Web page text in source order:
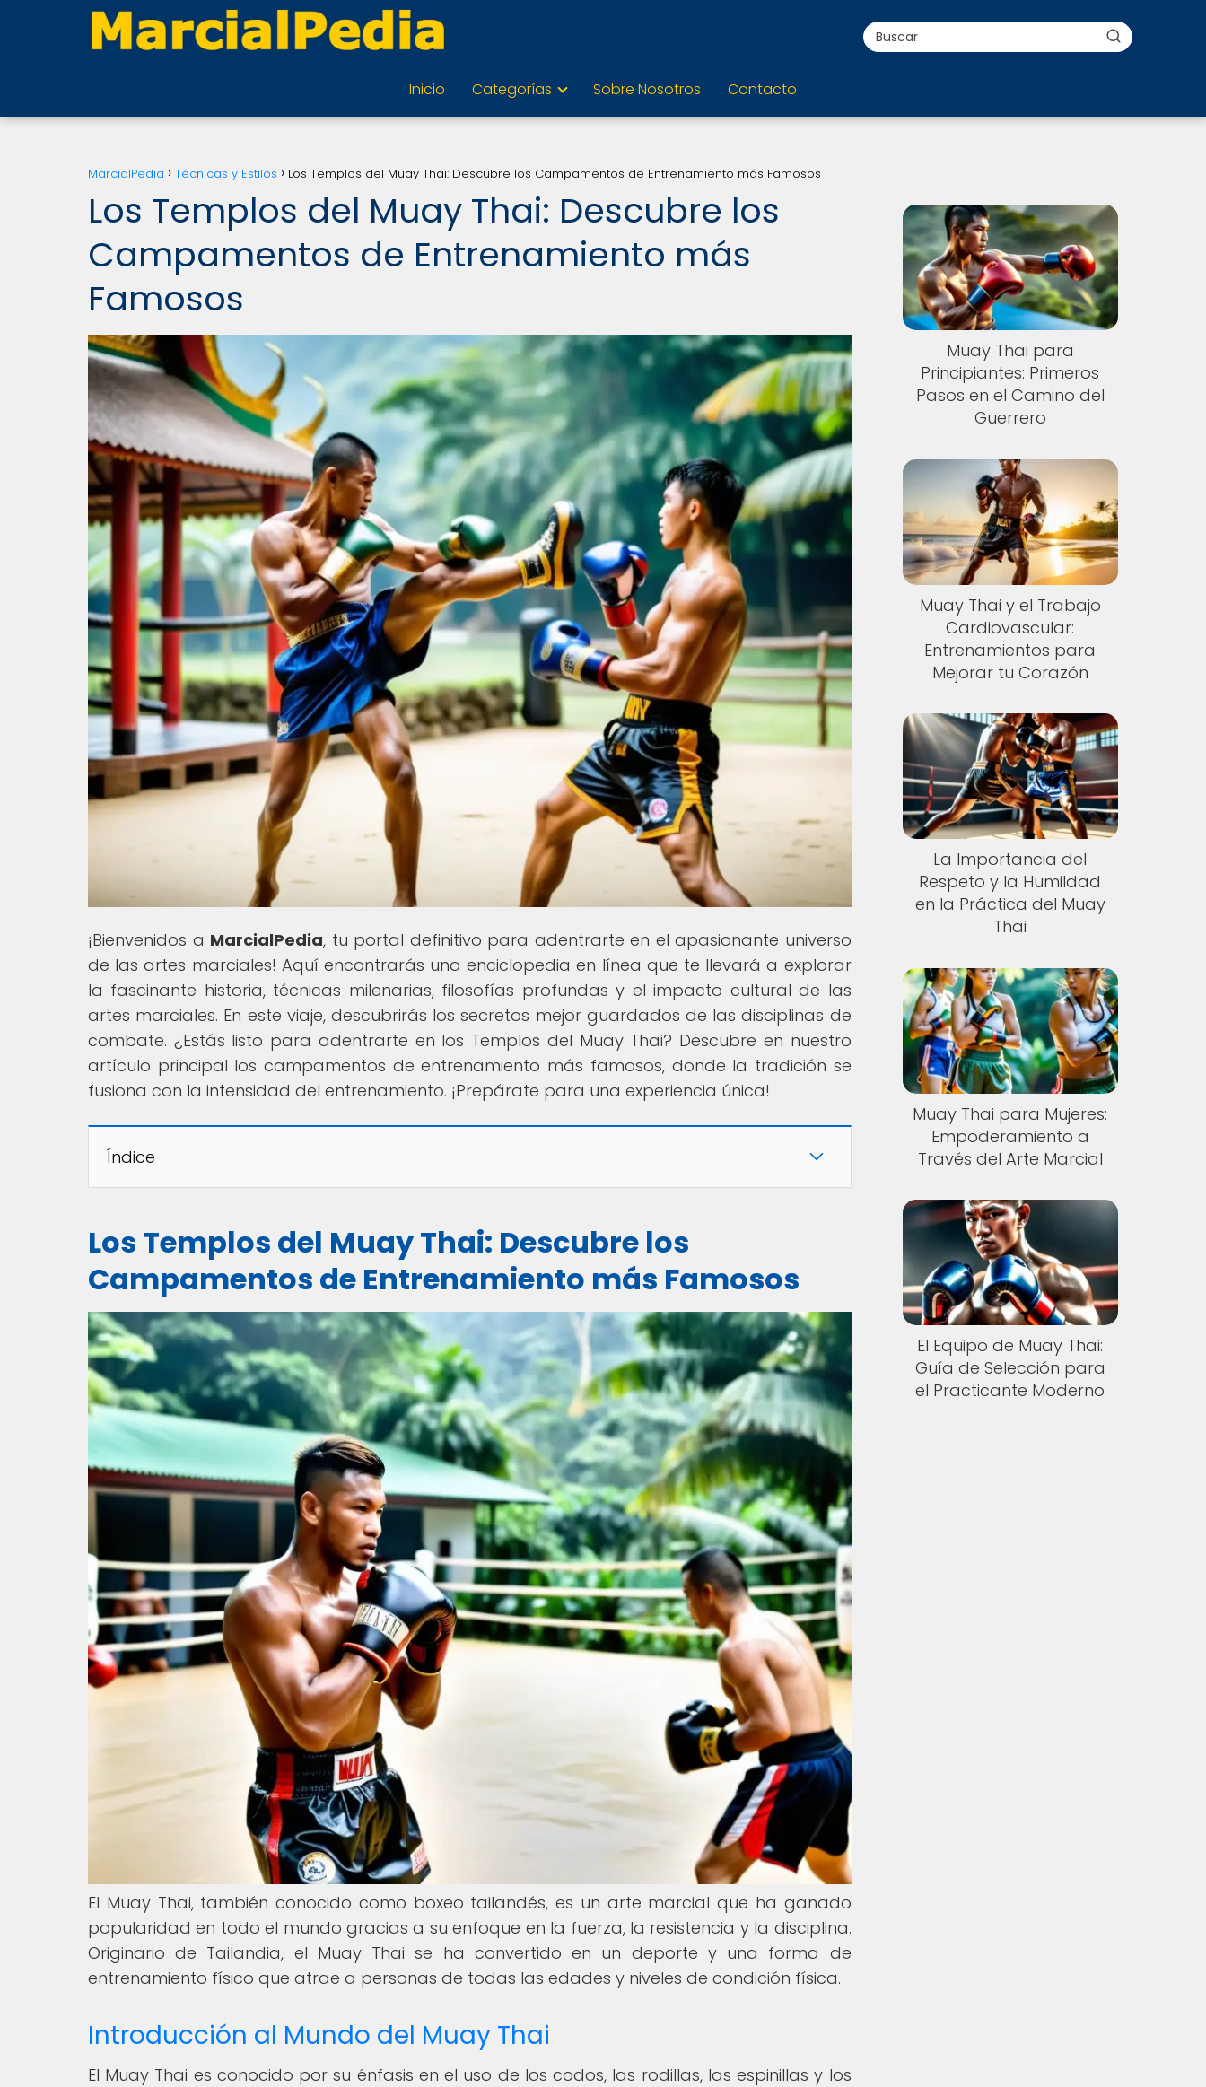
Inicio Categorías Sobre Nosotros Contacto
MarcialPedia Técnicas y Estilos Los Templos del Muay Thai: Descubre los Campamentos de Entrenamiento más Famosos
Los Templos del Muay Thai: Descubre los
Campamentos de Entrenamiento más
Famosos
¡Bienvenidos a MarcialPedia, tu portal definitivo para adentrarte en el apasionante universo
de las artes marciales! Aquí encontrarás una enciclopedia en línea que te llevará a explorar
la fascinante historia, técnicas milenarias, filosofías profundas y el impacto cultural de las
artes marciales. En este viaje, descubrirás los secretos mejor guardados de las disciplinas de
combate. ¿Estás listo para adentrarte en los Templos del Muay Thai? Descubre en nuestro
artículo principal los campamentos de entrenamiento más famosos, donde la tradición se
fusiona con la intensidad del entrenamiento. ¡Prepárate para una experiencia única!
Índice
Los Templos del Muay Thai: Descubre los
Campamentos de Entrenamiento más Famosos
El Muay Thai, también conocido como boxeo tailandés, es un arte marcial que ha ganado
popularidad en todo el mundo gracias a su enfoque en la fuerza, la resistencia y la disciplina.
Originario de Tailandia, el Muay Thai se ha convertido en un deporte y una forma de
entrenamiento físico que atrae a personas de todas las edades y niveles de condición física.
Introducción al Mundo del Muay Thai
El Muay Thai es conocido por su énfasis en el uso de los codos, las rodillas, las espinillas y los
Muay Thai para
Principiantes: Primeros
Pasos en el Camino del
Guerrero
Muay Thai y el Trabajo
Cardiovascular:
Entrenamientos para
Mejorar tu Corazón
La Importancia del
Respeto y la Humildad
en la Práctica del Muay
Thai
Muay Thai para Mujeres:
Empoderamiento a
Través del Arte Marcial
El Equipo de Muay Thai:
Guía de Selección para
el Practicante Moderno